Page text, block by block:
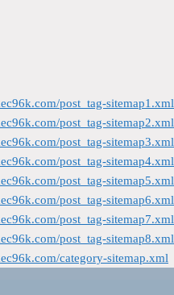
post_tag-sitemap1.xml
post_tag-sitemap2.xml
post_tag-sitemap3.xml
post_tag-sitemap4.xml
post_tag-sitemap5.xml
post_tag-sitemap6.xml
post_tag-sitemap7.xml
post_tag-sitemap8.xml
category-sitemap.xml